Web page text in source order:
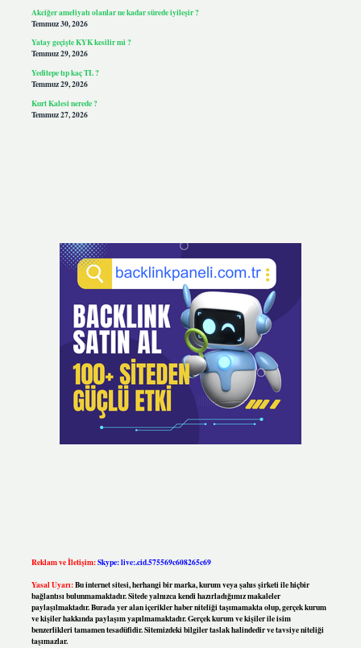
Akciğer ameliyatı olanlar ne kadar sürede iyileşir ?
Temmuz 30, 2026
Yatay geçişte KYK kesilir mi ?
Temmuz 29, 2026
Yeditepe tıp kaç TL ?
Temmuz 29, 2026
Kurt Kalesi nerede ?
Temmuz 27, 2026
Reklam ve İletişim:Skype: live:.cid.575569c608265c69
Yasal Uyarı:Bu internet sitesi, herhangi bir marka, kurum veya şahıs şirketi ile hiçbir
bağlantısı bulunmamaktadır. Sitede yalnızca kendi hazırladığımız makaleler
paylaşılmaktadır. Burada yer alan içerikler haber niteliği taşımamakta olup, gerçek kurum
ve kişiler hakkında paylaşım yapılmamaktadır. Gerçek kurum ve kişiler ile isim
benzerlikleri tamamen tesadüfidir. Sitemizdeki bilgiler taslak halindedir ve tavsiye niteliği
taşımazlar.